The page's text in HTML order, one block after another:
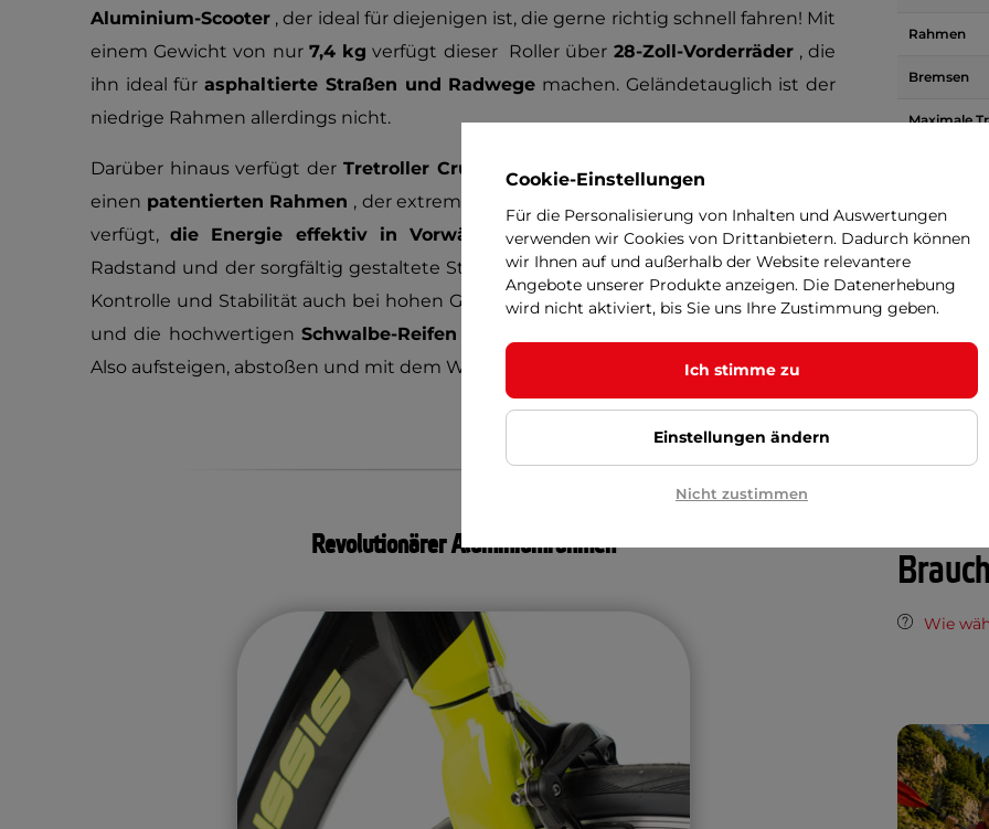
Aluminium-Scooter , der ideal für diejenigen ist, die gerne richtig schnell fahren! Mit
einem Gewicht von nur 7,4 kg verfügt dieser Roller über 28-Zoll-Vorderräder, die
ihn ideal fürasphaltierte Straßen und Radwege machen. Geländetauglich ist der
niedrige Rahmen allerdings nicht.
Darüber hinaus verfügt der Tretroller Crussis ONE ROAD 4.2-1 Blue 28"/20"
einen patentierten Rahmen , der extrem fest ist und über speziell profilierte Rohre
verfügt,die Energie effektiv in Vorwärtsbewegung umwandeln. Der kurze
Radstand und der sorgfältig gestaltete Steuerrohrwinkel sorgen für hervorragende
Kontrolle und Stabilität auch bei hohen Geschwindigkeiten. DieTektro V-Bremsen
und die hochwertigen Schwalbe-Reifen
Also aufsteigen, abstoßen und mit dem Wind in den Haaren fahren!
Revolutionärer Aluminiumrahmen
Rahmen
Bremsen
Maximale
Gewicht
Die Höhe
Wie
Cookie-Einstellungen
Für die Personalisierung von Inhalten und Auswertungen
verwenden wir Cookies von Drittanbietern. Dadurch können
wir Ihnen auf und außerhalb der Website relevantere
Angebote unserer Produkte anzeigen. Die Datenerhebung
wird nicht aktiviert, bis Sie uns Ihre Zustimmung geben.
Ich stimme zu
Einstellungen ändern
Nicht zustimmen